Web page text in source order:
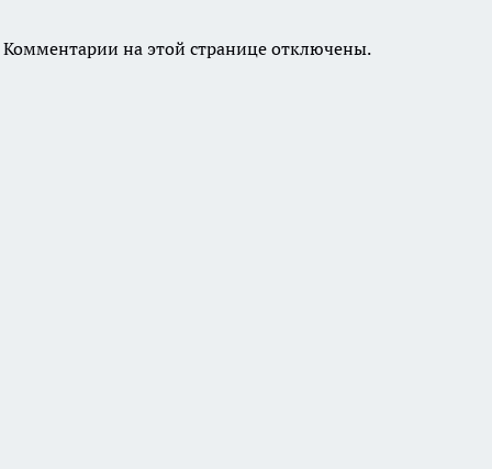
Комментарии на этой странице отключены.